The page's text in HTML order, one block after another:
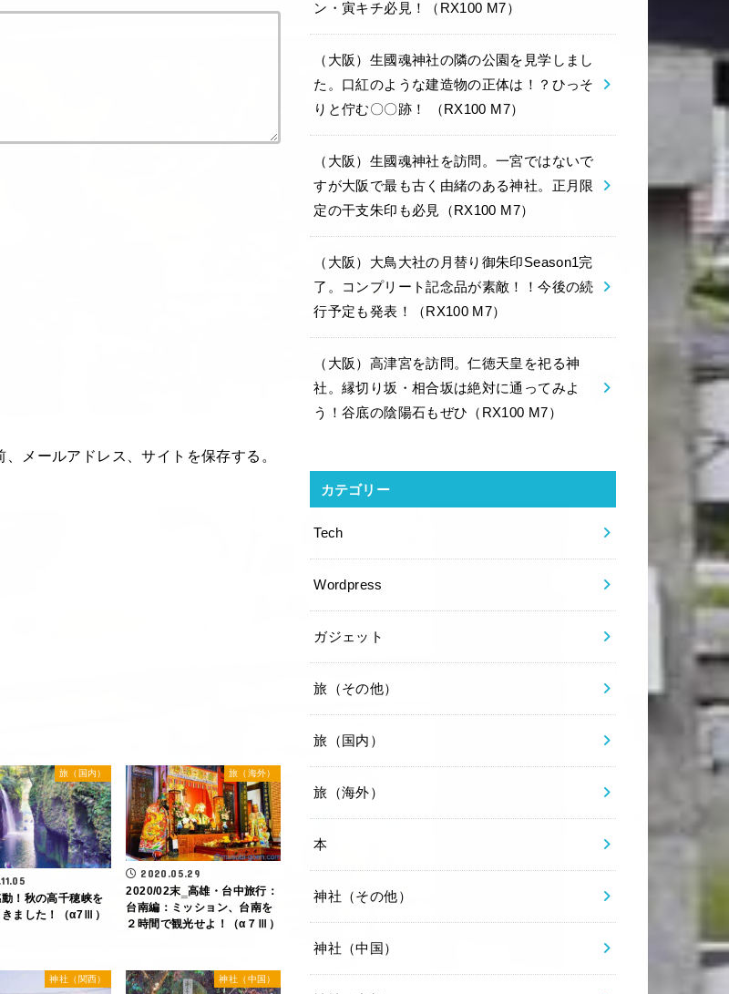
メールアドレス、サイトを保存する。
旅（国内）
！秋の高千穂峡を
ました！（α7Ⅲ）
旅（海外）
2020.05.29
2020/02末‗高雄・台中旅行：
台南編：ミッション、台南を
２時間で観光せよ！（α７Ⅲ）
神社（関西） 神社（中国）
ン・寅キチ必見！（RX100 M7）
（大阪）生國魂神社の隣の公園を見学しまし
た。口紅のような建造物の正体は！？ひっそ
りと佇む〇〇跡！ （RX100 M7）
（大阪）生國魂神社を訪問。一宮ではないで
すが大阪で最も古く由緒のある神社。正月限
定の干支朱印も必見（RX100 M7）
（大阪）大鳥大社の月替り御朱印Season1完
了。コンプリート記念品が素敵！！今後の続
行予定も発表！（RX100 M7）
（大阪）高津宮を訪問。仁徳天皇を祀る神
社。縁切り坂・相合坂は絶対に通ってみよ
う！谷底の陰陽石もぜひ（RX100 M7）
カテゴリー
Tech
Wordpress
ガジェット
旅（その他）
旅（国内）
旅（海外）
本
神社（その他）
神社（中国）